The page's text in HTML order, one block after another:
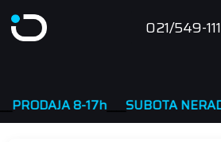
to
021/549-111
8-17h____SUBOTA NERADNA